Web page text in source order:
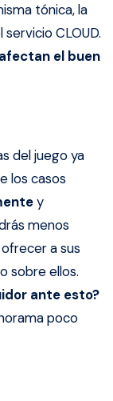
tónica, la
CLOUD.
el buen
del juego ya
los casos
y
menos
a sus
sobre ellos.
ante esto?
poco